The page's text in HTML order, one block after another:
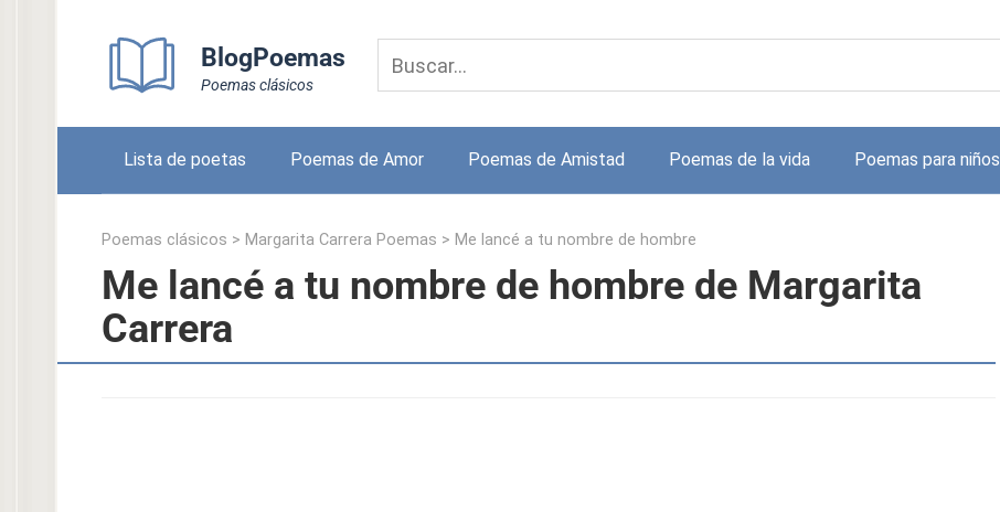
BlogPoemas
Poemas clásicos
Lista de poetas Poemas de Amor Poemas de Amistad Poemas de la vida Poemas para niños
Poemas clásicos > Margarita Carrera Poemas > Me lancé a tu nombre de hombre
Me lancé a tu nombre de hombre de Margarita
Carrera